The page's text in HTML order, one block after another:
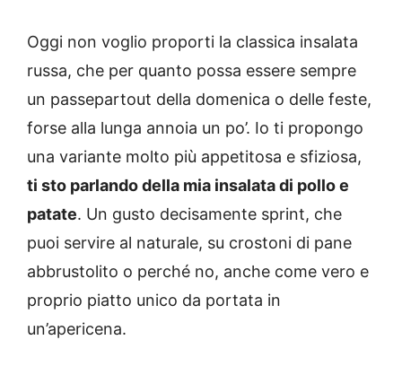
Oggi non voglio proporti la classica insalata
russa, che per quanto possa essere sempre
un passepartout della domenica o delle feste,
forse alla lunga annoia un po’. Io ti propongo
una variante molto più appetitosa e sfiziosa,
ti sto parlando della mia insalata di pollo e
patate. Un gusto decisamente sprint, che
puoi servire al naturale, su crostoni di pane
abbrustolito o perché no, anche come vero e
proprio piatto unico da portata in
un’apericena.